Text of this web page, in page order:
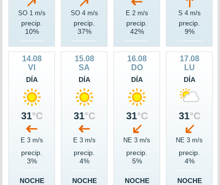
SO 1 m/s
precip.
10%
SO 4 m/s
precip.
37%
E 2 m/s
precip.
42%
S 4 m/s
precip.
9%
14.08
VI
DÍA
31°C
E 3 m/s
precip.
3%
NOCHE
15.08
SA
DÍA
31°C
E 3 m/s
precip.
4%
NOCHE
16.08
DO
DÍA
31°C
NE 3 m/s
precip.
5%
NOCHE
17.08
LU
DÍA
31°C
NE 3 m/s
precip.
4%
NOCHE